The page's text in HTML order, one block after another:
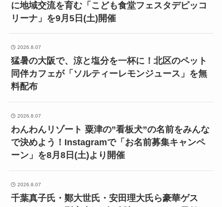
に地域交流を育む「こども食堂フェスタデピッコ
リーナ」を9月5日(土)開催
2026.8.07
猛暑の大阪で、涼と塩分を一杯に！北区のペット
同伴カフェが「ソルティーレモンジュース」を無
料配布
2026.8.07
わんわんリゾート 粟津の”看板犬”の名前をみんな
で決めよう！Instagramで「お名前募集キャンペ
ーン」を8月8日(土)より開催
2026.8.07
千葉真子氏・鄭大世氏・安田理大氏ら豪華ゲス